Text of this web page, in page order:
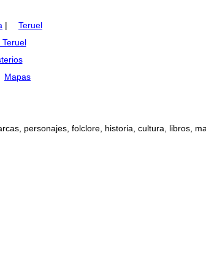
|
Teruel
Mapas
personajes, folclore, historia, cultura, libros,